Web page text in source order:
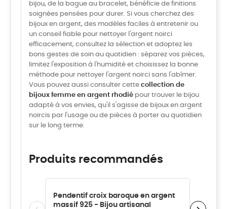
bijou, de la bague au bracelet, bénéficie de finitions
soignées pensées pour durer. Si vous cherchez des
bijoux en argent, des modèles faciles à entretenir ou
un conseil fiable pour nettoyer l'argent noirci
efficacement, consultez la sélection et adoptez les
bons gestes de soin au quotidien : séparez vos pièces,
limitez l'exposition à l'humidité et choisissez la bonne
méthode pour nettoyer l'argent noirci sans l'abîmer.
Vous pouvez aussi consulter cette collection de
bijoux femme en argent rhodié pour trouver le bijou
adapté à vos envies, qu'il s'agisse de bijoux en argent
noircis par l'usage ou de pièces à porter au quotidien
sur le long terme.
Produits recommandés
Pendentif croix baroque en argent
massif 925 - Bijou artisanal
rhodié